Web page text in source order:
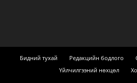
Бидний тухай Редакцийн бодлого
Үйлчилгээний нөхцөл